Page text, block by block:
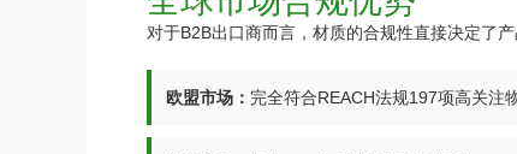
对于B2B出口商而言，材质的合规性直接决定了
欧盟市场： 完全符合REACH法规197项高关注